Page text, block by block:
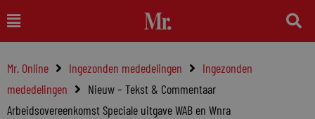
naar
inhoud
Main
Menu
Mr. Online Ingezonden mededelingen
Ingezonden
mededelingen
Nieuw – Tekst & Commentaar
Arbeidsovereenkomst Speciale uitgave WAB en Wnra